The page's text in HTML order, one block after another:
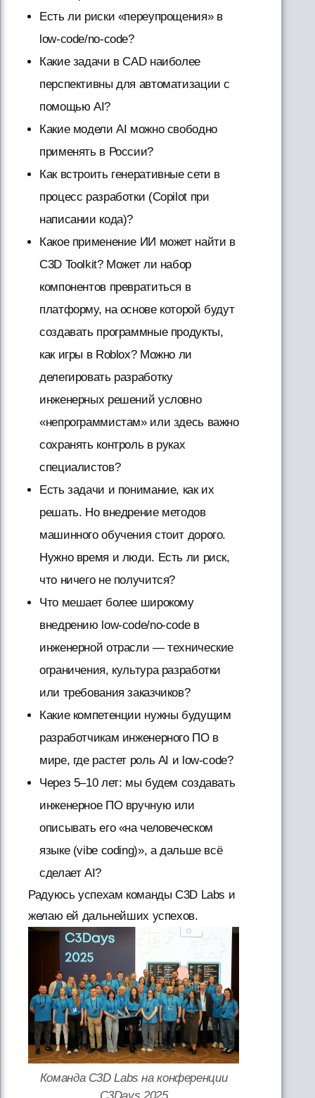
Есть ли риски «переупрощения» в
low-code/no-code?
Какие задачи в CAD наиболее
перспективны для автоматизации с
помощью AI?
Какие модели AI можно свободно
применять в России?
Как встроить генеративные сети в
процесс разработки (Copilot при
написании кода)?
Какое применение ИИ может найти в
C3D Toolkit? Может ли набор
компонентов превратиться в
платформу, на основе которой будут
создавать программные продукты,
как игры в Roblox? Можно ли
делегировать разработку
инженерных решений условно
«непрограммистам» или здесь важно
сохранять контроль в руках
специалистов?
Есть задачи и понимание, как их
решать. Но внедрение методов
машинного обучения стоит дорого.
Нужно время и люди. Есть ли риск,
что ничего не получится?
Что мешает более широкому
внедрению low-code/no-code в
инженерной отрасли — технические
ограничения, культура разработки
или требования заказчиков?
Какие компетенции нужны будущим
разработчикам инженерного ПО в
мире, где растет роль AI и low-code?
Через 5–10 лет: мы будем создавать
инженерное ПО вручную или
описывать его «на человеческом
языке (vibe coding)», а дальше всё
сделает AI?
Радуюсь успехам команды C3D Labs и
желаю ей дальнейших успехов.
Команда C3D Labs на конференции